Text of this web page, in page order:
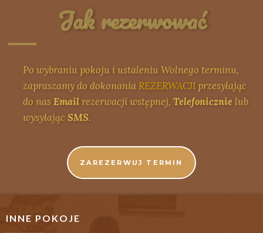
Jak rezerwować
Po wybraniu pokoju i ustaleniu Wolnego terminu,
zapraszamy do dokonania REZERWACJIprzesyłając
do nas Emailrezerwacji wstępnej, Telefonicznie lub
wysyłając SMS.
ZAREZERWUJ TERMIN
INNE POKOJE